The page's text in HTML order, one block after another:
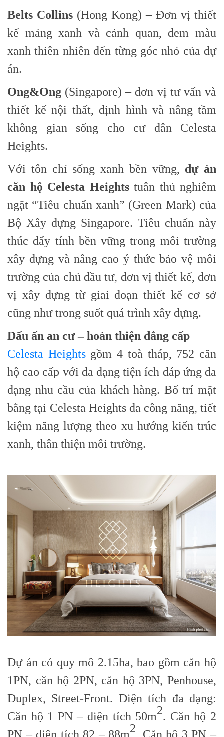
Belts Collins (Hong Kong) – Đơn vị thiết
kế mảng xanh và cảnh quan, đem màu
xanh thiên nhiên đến từng góc nhỏ của dự
án.
Ong&Ong (Singapore) – đơn vị tư vấn và
thiết kế nội thất, định hình và nâng tầm
không gian sống cho cư dân Celesta
Heights.
Với tôn chỉ sống xanh bền vững, dự án
căn hộ Celesta Heightstuân thủ nghiêm
ngặt “Tiêu chuẩn xanh” (Green Mark) của
Bộ Xây dựng Singapore. Tiêu chuẩn này
thúc đẩy tính bền vững trong môi trường
xây dựng và nâng cao ý thức bảo vệ môi
trường của chủ đầu tư, đơn vị thiết kế, đơn
vị xây dựng từ giai đoạn thiết kế cơ sở
cũng như trong suốt quá trình xây dựng.
Dấu ấn an cư – hoàn thiện đẳng cấp
Celesta Heightsgồm 4 toà tháp, 752 căn
hộ cao cấp với đa dạng tiện ích đáp ứng đa
dạng nhu cầu của khách hàng. Bố trí mặt
bằng tại Celesta Heights đa công năng, tiết
kiệm năng lượng theo xu hướng kiến trúc
xanh, thân thiện môi trường.
Dự án có quy mô 2.15ha, bao gồm căn hộ
1PN, căn hộ 2PN, căn hộ 3PN, Penhouse,
Duplex, Street-Front. Diện tích đa dạng:
Căn hộ 1 PN – diện tích 50m2. Căn hộ 2
2